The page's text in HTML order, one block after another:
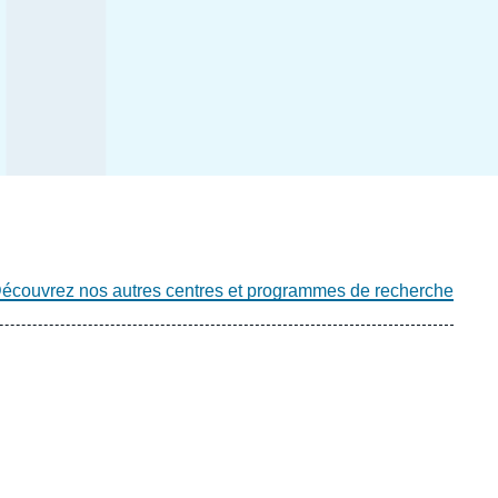
nos autres centres et programmes de recherche